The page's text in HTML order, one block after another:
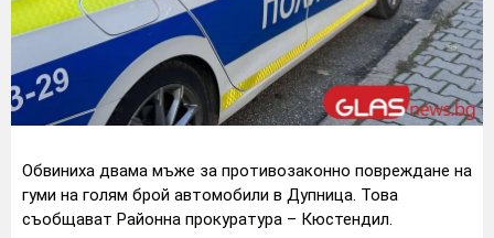
Обвиниха двама мъже за противозаконно повреждане на
гуми на голям брой автомобили в Дупница. Това
съобщават Районна прокуратура – Кюстендил.